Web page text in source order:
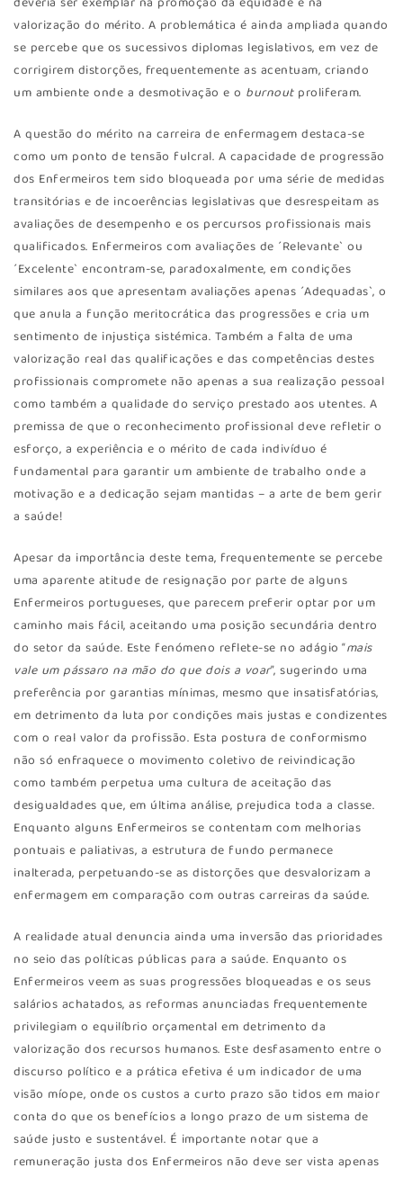
valorização do mérito. A problemática é ainda ampliada quando
se percebe que os sucessivos diplomas legislativos, em vez de
corrigirem distorções, frequentemente as acentuam, criando
um ambiente onde a desmotivação e o burnout proliferam.
A questão do mérito na carreira de enfermagem destaca-se
como um ponto de tensão fulcral. A capacidade de progressão
dos Enfermeiros tem sido bloqueada por uma série de medidas
transitórias e de incoerências legislativas que desrespeitam as
avaliações de desempenho e os percursos profissionais mais
qualificados. Enfermeiros com avaliações de ´Relevante` ou
´Excelente` encontram-se, paradoxalmente, em condições
similares aos que apresentam avaliações apenas ´Adequadas`, o
que anula a função meritocrática das progressões e cria um
sentimento de injustiça sistémica. Também a falta de uma
valorização real das qualificações e das competências destes
profissionais compromete não apenas a sua realização pessoal
como também a qualidade do serviço prestado aos utentes. A
premissa de que o reconhecimento profissional deve refletir o
esforço, a experiência e o mérito de cada indivíduo é
fundamental para garantir um ambiente de trabalho onde a
motivação e a dedicação sejam mantidas – a arte de bem gerir
a saúde!
Apesar da importância deste tema, frequentemente se percebe
uma aparente atitude de resignação por parte de alguns
Enfermeiros portugueses, que parecem preferir optar por um
caminho mais fácil, aceitando uma posição secundária dentro
do setor da saúde. Este fenómeno reflete-se no adágio “mais
vale um pássaro na mão do que dois a voar”, sugerindo uma
preferência por garantias mínimas, mesmo que insatisfatórias,
em detrimento da luta por condições mais justas e condizentes
com o real valor da profissão. Esta postura de conformismo
não só enfraquece o movimento coletivo de reivindicação
como também perpetua uma cultura de aceitação das
desigualdades que, em última análise, prejudica toda a classe.
Enquanto alguns Enfermeiros se contentam com melhorias
pontuais e paliativas, a estrutura de fundo permanece
inalterada, perpetuando-se as distorções que desvalorizam a
enfermagem em comparação com outras carreiras da saúde.
A realidade atual denuncia ainda uma inversão das prioridades
no seio das políticas públicas para a saúde. Enquanto os
Enfermeiros veem as suas progressões bloqueadas e os seus
salários achatados, as reformas anunciadas frequentemente
privilegiam o equilíbrio orçamental em detrimento da
valorização dos recursos humanos. Este desfasamento entre o
discurso político e a prática efetiva é um indicador de uma
visão míope, onde os custos a curto prazo são tidos em maior
conta do que os benefícios a longo prazo de um sistema de
saúde justo e sustentável. É importante notar que a
remuneração justa dos Enfermeiros não deve ser vista apenas